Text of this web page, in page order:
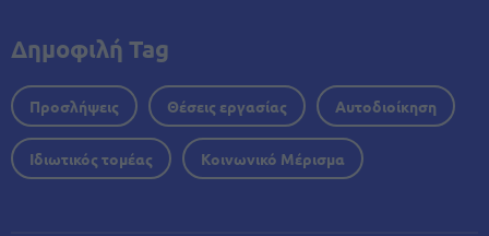
Δημοφιλή Tag
Προσλήψεις Θέσεις εργασίας Αυτοδιοίκηση
Ιδιωτικός τομέας Κοινωνικό Μέρισμα